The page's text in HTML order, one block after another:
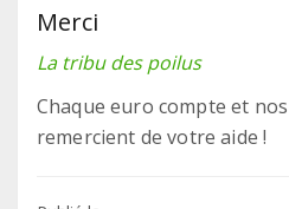
Merci
La tribu des poilus
Chaque euro compte et
remercient de votre aide !